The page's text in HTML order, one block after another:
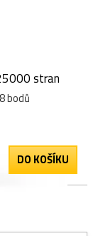
stran
bodů
DO KOŠÍKU